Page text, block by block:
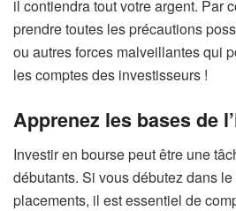
il contiendra tout votre argent. Par
prendre toutes les précautions
ou autres forces malveillantes qui
les comptes des investisseurs !
Apprenez les bases de
Investir en bourse peut être une
débutants. Si vous débutez dans
placements, il est essentiel de